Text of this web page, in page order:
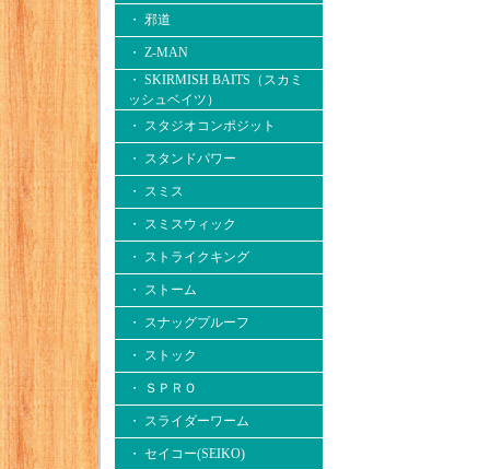
・ 邪道
・ Z-MAN
・ SKIRMISH BAITS（スカミ
ッシュベイツ）
・ スタジオコンポジット
・ スタンドパワー
・ スミス
・ スミスウィック
・ ストライクキング
・ ストーム
・ スナッグプルーフ
・ ストック
・ ＳＰＲＯ
・ スライダーワーム
・ セイコー(SEIKO)